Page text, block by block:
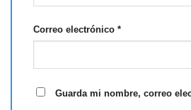
Correo electrónico *
Guarda mi nombre, correo